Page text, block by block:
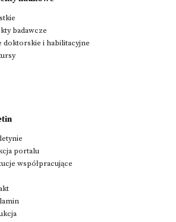
badawcze
doktorskie i habilitacyjne
portalu
współpracujące